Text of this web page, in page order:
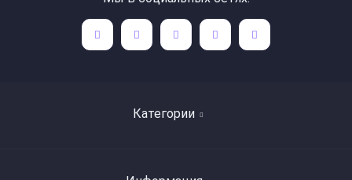
Категории
Поиск книг по авторам